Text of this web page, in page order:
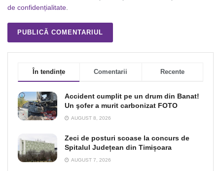
de confidențialitate.
În tendințe Comentarii Recente
Accident cumplit pe un drum din Banat!
Un şofer a murit carbonizat FOTO
AUGUST 8, 2026
Zeci de posturi scoase la concurs de
Spitalul Județean din Timișoara
AUGUST 7, 2026